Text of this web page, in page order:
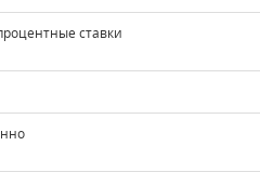
ставки